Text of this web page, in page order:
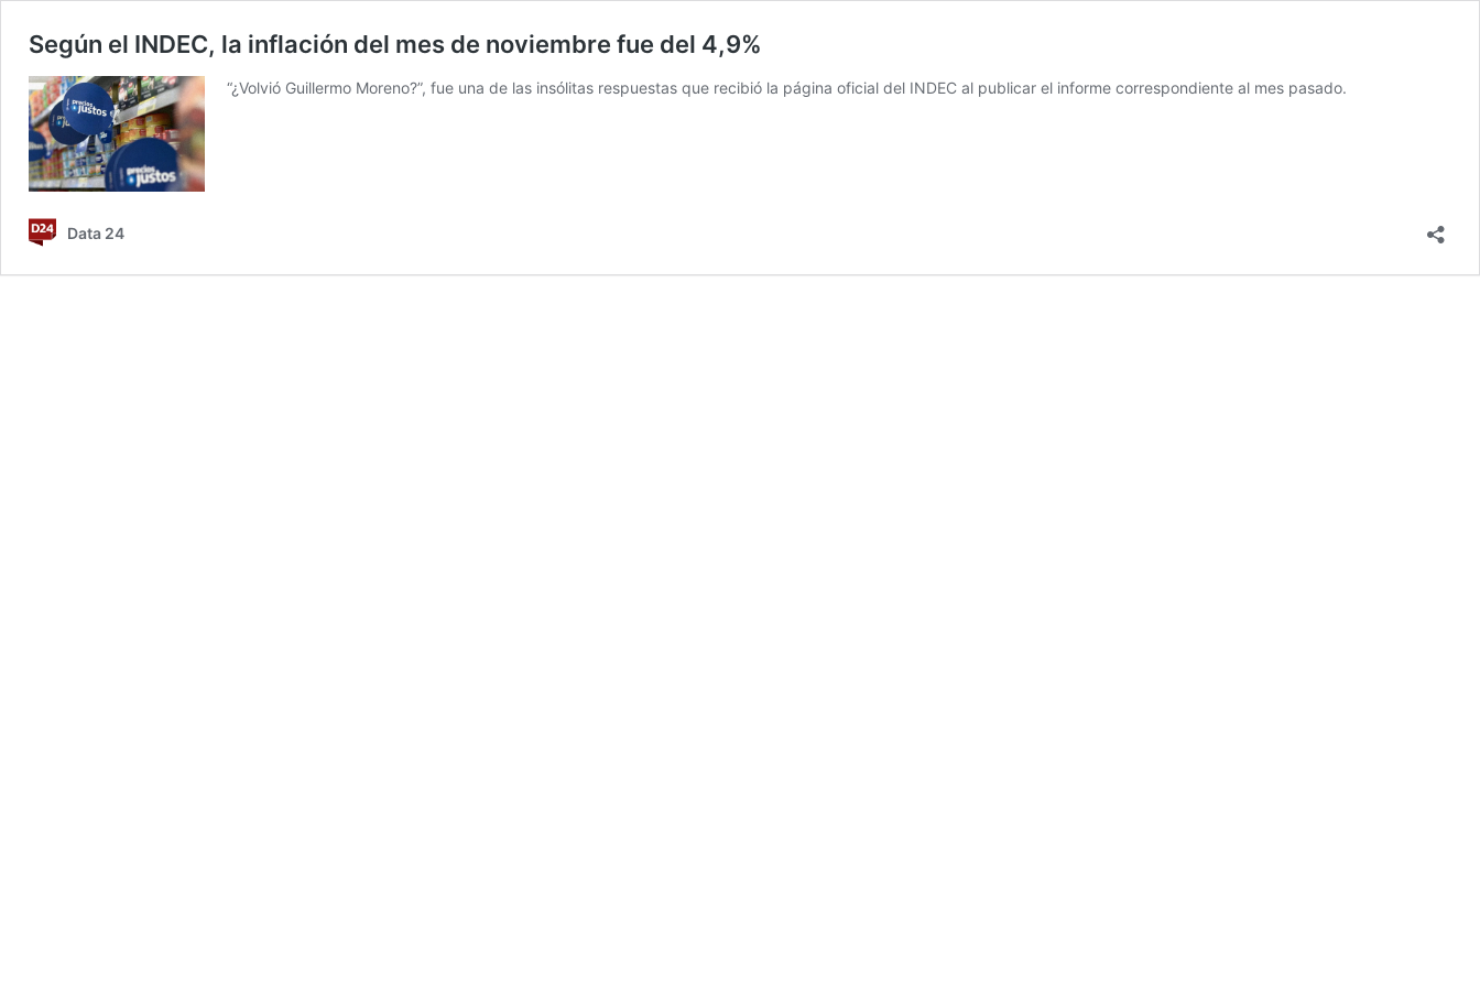
Según el INDEC, la inflación del mes de noviembre fue del 4,9%
“¿Volvió Guillermo Moreno?”, fue una de las insólitas respuestas que recibió la página oficial del INDEC al publicar el informe correspondiente al mes pasado.
Data 24